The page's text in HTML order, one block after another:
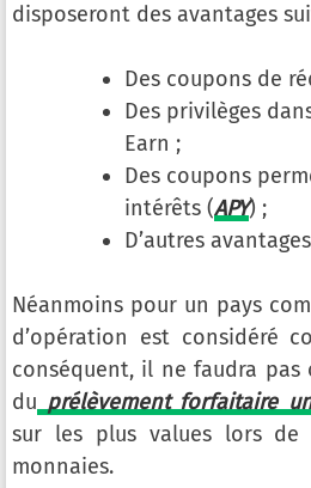
disposeront des avantages
Des coupons de
Des privilèges
Earn ;
Des coupons
intérêts (APY) ;
D’autres
Néanmoins pour un pays
d’opération est considéré
conséquent, il ne faudra pas
du prélèvement forfaitaire
sur les plus values lors
monnaies.